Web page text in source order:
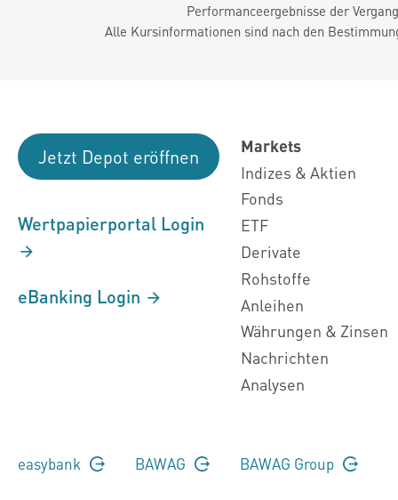
Performanceergebnisse der
Alle Kursinformationen sind nach den
Jetzt Depot eröffnen
Wertpapierportal Login
eBanking Login
Markets
Indizes & Aktien
Fonds
ETF
Derivate
Rohstoffe
Anleihen
Währungen & Zinsen
Nachrichten
Analysen
easybank BAWAG BAWAG Group